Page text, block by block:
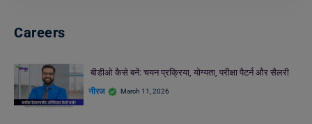
Careers
बीडीओ कैसे बनें: चयन प्रक्रिया, योग्यता, परीक्षा पैटर्न और सैलरी
नीरज March 11, 2026